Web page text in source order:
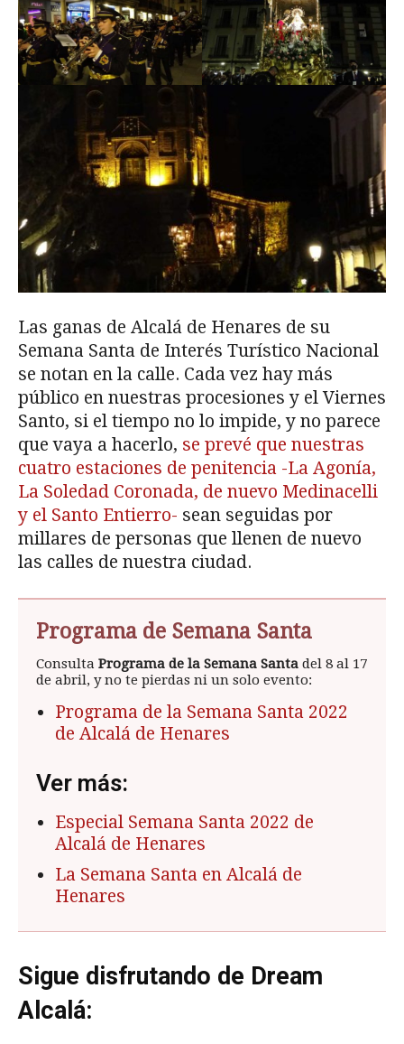
Las ganas de Alcalá de Henares de su
Semana Santa de Interés Turístico Nacional
se notan en la calle. Cada vez hay más
público en nuestras procesiones y el Viernes
Santo, si el tiempo no lo impide, y no parece
que vaya a hacerlo, se prevé que nuestras
cuatro estaciones de penitencia -La Agonía,
La Soledad Coronada, de nuevo Medinacelli
y el Santo Entierro- sean seguidas por
millares de personas que llenen de nuevo
las calles de nuestra ciudad.
Programa de Semana Santa
Consulta Programa de la Semana Santa del 8 al 17
de abril, y no te pierdas ni un solo evento:
Programa de la Semana Santa 2022
de Alcalá de Henares
Ver más:
Especial Semana Santa 2022 de
Alcalá de Henares
La Semana Santa en Alcalá de
Henares
Sigue disfrutando de Dream
Alcalá: